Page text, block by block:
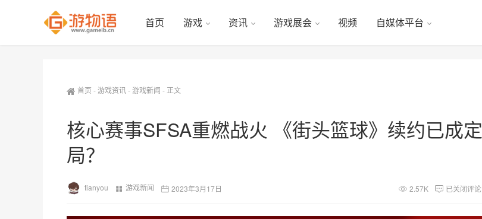
首页 游戏 资讯 游戏展会 视频 自媒体平台
首页 -游戏资讯-游戏新闻 - 正文
核心赛事SFSA重燃战火 《街头篮球》续约已成定
局？
tianyou 游戏新闻 2023年3月17日 2.57K 已关闭评论